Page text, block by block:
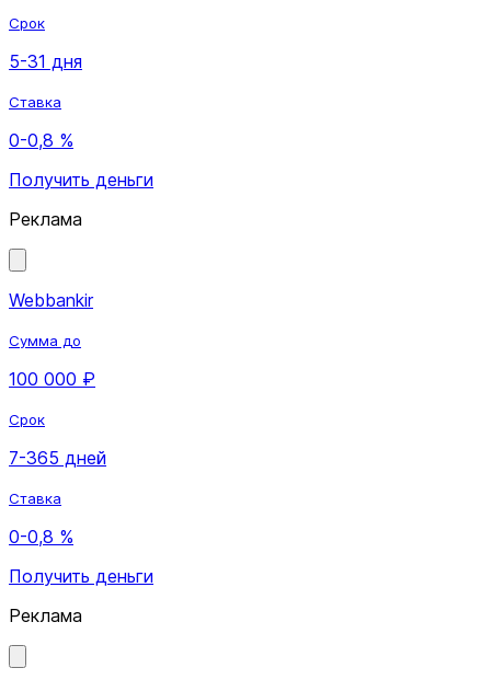
Срок
5-31 дня
Ставка
0-0,8 %
Получить деньги
Реклама
Webbankir
Сумма до
100 000 ₽
Срок
7-365 дней
Ставка
0-0,8 %
Получить деньги
Реклама